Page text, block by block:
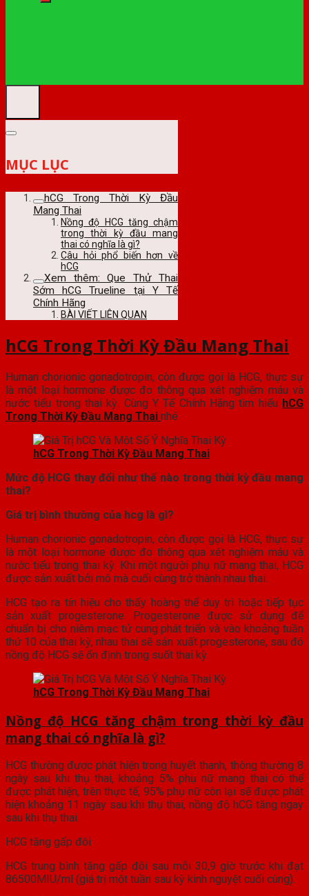
MỤC LỤC
hCG Trong Thời Kỳ Đầu
Mang Thai
Nồng độ HCG tăng chậm
trong thời kỳ đầu mang
thai có nghĩa là gì?
Câu hỏi phổ biến hơn về
hCG
Xem thêm: Que Thử Thai
Sớm hCG Trueline tại Y Tế
Chính Hãng
BÀI VIẾT LIÊN QUAN
hCG Trong Thời Kỳ Đầu Mang Thai
Human chorionic gonadotropin, còn được gọi là HCG, thực sự
là một loại hormone được đo thông qua xét nghiệm máu và
nước tiểu trong thai kỳ. Cùng Y Tế Chính Hãng tìm hiểu hCG
Trong Thời Kỳ Đầu Mang Thai nhé
hCG Trong Thời Kỳ Đầu Mang Thai
Mức độ HCG thay đổi như thế nào trong thời kỳ đầu mang
thai?
Giá trị bình thường của hcg là gì?
Human chorionic gonadotropin, còn được gọi là HCG, thực sự
là một loại hormone được đo thông qua xét nghiệm máu và
nước tiểu trong thai kỳ. Khi một người phụ nữ mang thai, HCG
được sản xuất bởi mô mà cuối cùng trở thành nhau thai.
HCG tạo ra tín hiệu cho thấy hoàng thể duy trì hoặc tiếp tục
sản xuất progesterone. Progesterone được sử dụng để
chuẩn bị cho niêm mạc tử cung phát triển và vào khoảng tuần
thứ 10 của thai kỳ, nhau thai sẽ sản xuất progesterone, sau đó
nồng độ HCG sẽ ổn định trong suốt thai kỳ.
hCG Trong Thời Kỳ Đầu Mang Thai
Nồng độ HCG tăng chậm trong thời kỳ đầu
mang thai có nghĩa là gì?
HCG thường được phát hiện trong huyết thanh, thông thường 8
ngày sau khi thụ thai, khoảng 5% phụ nữ mang thai có thể
được phát hiện, trên thực tế, 95% phụ nữ còn lại sẽ được phát
hiện khoảng 11 ngày sau khi thụ thai, nồng độ hCG tăng ngay
sau khi thụ thai.
HCG tăng gấp đôi
HCG trung bình tăng gấp đôi sau mỗi 30,9 giờ trước khi đạt
86500MIU/ml (giá trị một tuần sau kỳ kinh nguyệt cuối cùng).